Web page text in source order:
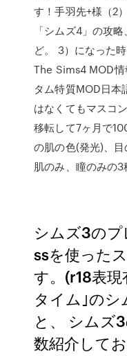
す！手羽先+様（2
「シムズ4」の攻
ど。 3）になった
The Sims4 MOD情
タム特質MOD日本
はなくてもマスコ
移転して7ヶ月で
の肌の色(発光)、目
肌のみ、瞳のみの3
シムズ3の
ssを使った
す。(r18表
タイム｣のシ
と、 シムズ
数紹介して